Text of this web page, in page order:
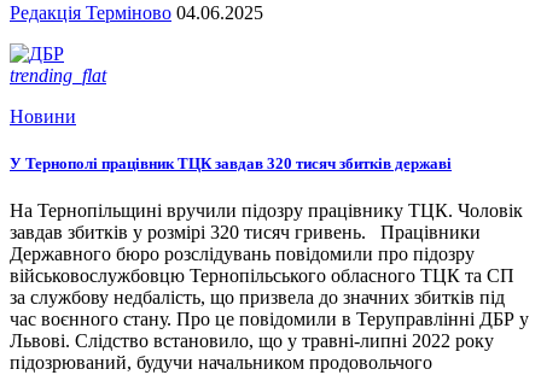
Редакція Терміново 04.06.2025
trending_flat
Новини
У Тернополі працівник ТЦК завдав 320 тисяч збитків державі
На Тернопільщині вручили підозру працівнику ТЦК. Чоловік
завдав збитків у розмірі 320 тисяч гривень. Працівники
Державного бюро розслідувань повідомили про підозру
військовослужбовцю Тернопільського обласного ТЦК та СП
за службову недбалість, що призвела до значних збитків під
час воєнного стану. Про це повідомили в Теруправлінні ДБР у
Львові. Слідство встановило, що у травні-липні 2022 року
підозрюваний, будучи начальником продовольчого